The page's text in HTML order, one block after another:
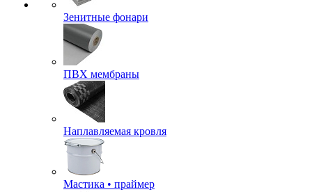
Зенитные фонари
ПВХ мембраны
Наплавляемая кровля
Мастика • праймер